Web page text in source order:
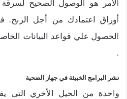
الأمر هو الوصول الصحيح لسرقة
أوراق اعتمادك من أجل الربح.
الحصول علي قواعد البيانات
.
نشر البرامج الخبيثة في جهاز الضحية
واحدة من الحيل الأخري التى